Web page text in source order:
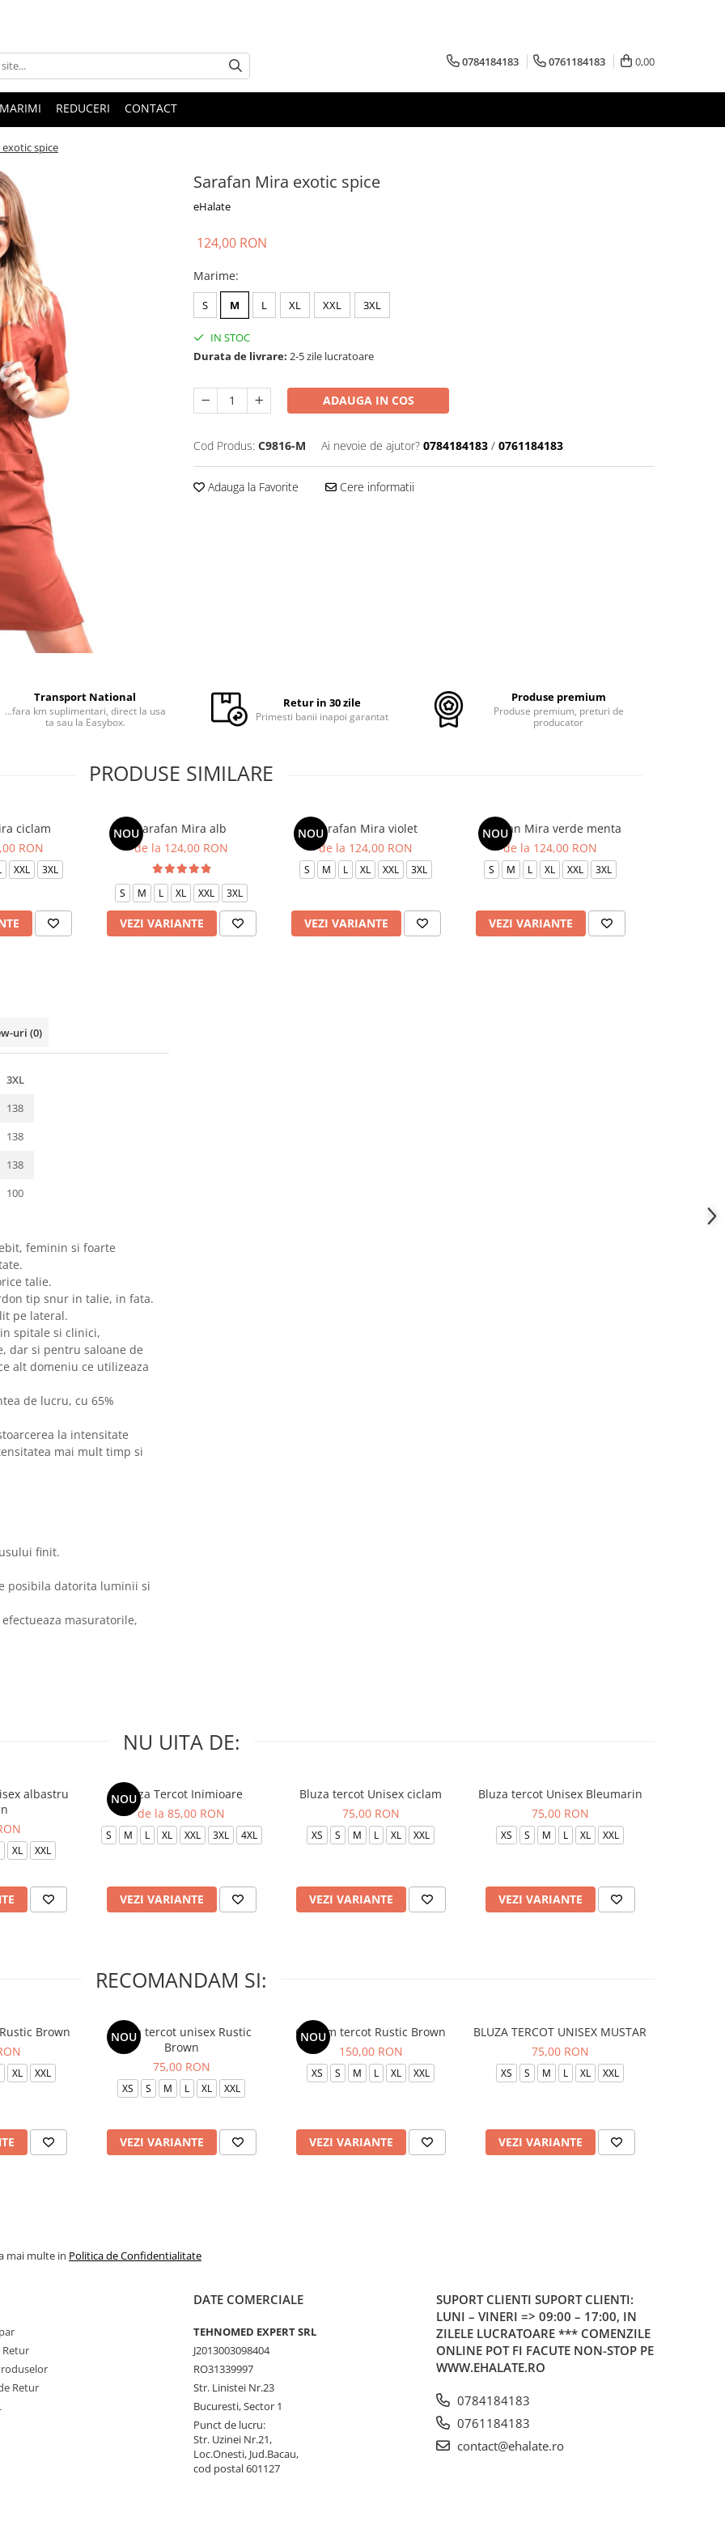
0784184183 0761184183 0,00
REDUCERI CONTACT
spice
Sarafan Mira exotic spice
eHalate
124,00 RON
Marime:
S M L XL XXL 3XL
IN STOC
Durata de livrare: 2-5 zile lucratoare
ADAUGA IN COS
Cod Produs: C9816-M Ai nevoie de ajutor? 0784184183 / 0761184183
Adauga la Favorite Cere informatii
Transport National
...fara km suplimentari, direct la usa
ta sau la Easybox.
Retur in 30 zile
Primesti banii inapoi garantat
Produse premium
Produse premium, preturi de
producator
PRODUSE SIMILARE
ciclam
RON
XXL 3XL
NOUSarafan Mira alb
de la 124,00 RON
S M L XL XXL 3XL
VEZI VARIANTE
NOUSarafan Mira violet
de la 124,00 RON
S M L XL XXL 3XL
VEZI VARIANTE
NOU
Sarafan Mira verde menta
de la 124,00 RON
S M L XL XXL 3XL
VEZI VARIANTE
uri (0)
3XL
138
138
138
100
feminin si foarte
talie.
tip snur in talie, in fata.
pe lateral.
spitale si clinici,
dar si pentru saloane de
alt domeniu ce utilizeaza
de lucru, cu 65%
la intensitate
mai mult timp si
finit.
posibila datorita luminii si
masuratorile,
NU UITA DE:
albastru
XL XXL
NOU
Bluza Tercot Inimioare
de la 85,00 RON
S M L XL XXL 3XL 4XL
VEZI VARIANTE
Bluza tercot Unisex ciclam
75,00 RON
XS S M L XL XXL
VEZI VARIANTE
Bluza tercot Unisex Bleumarin
75,00 RON
XS S M L XL XXL
VEZI VARIANTE
RECOMANDAM SI:
Brown
XL XXL
NOU
Bluza tercot unisex Rustic
Brown
75,00 RON
XS S M L XL XXL
VEZI VARIANTE
NOU
Costum tercot Rustic Brown
150,00 RON
XS S M L XL XXL
VEZI VARIANTE
BLUZA TERCOT UNISEX MUSTAR
75,00 RON
XS S M L XL XXL
VEZI VARIANTE
mai multe in Politica de Confidentialitate
Retur
Retur
DATE COMERCIALE
TEHNOMED EXPERT SRL
J2013003098404
RO31339997
Str. Linistei Nr.23
Bucuresti, Sector 1
Punct de lucru:
Str. Uzinei Nr.21,
Loc.Onesti, Jud.Bacau,
cod postal 601127
SUPORT CLIENTI SUPORT CLIENTI:
LUNI – VINERI => 09:00 – 17:00, IN
ZILELE LUCRATOARE *** COMENZILE
ONLINE POT FI FACUTE NON-STOP PE
WWW.EHALATE.RO
0784184183
0761184183
contact@ehalate.ro